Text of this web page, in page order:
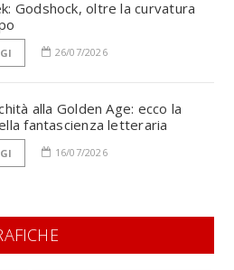
Godshock, oltre la curvatura
26/07/2026
alla Golden Age: ecco la
fantascienza letteraria
16/07/2026